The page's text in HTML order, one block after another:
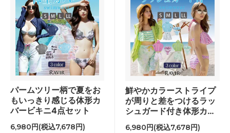
パームツリー柄で夏をお
もいっきり感じる体形カ
バービキニ4点セット
6,980円(税込7,678円)
鮮やかカラーストライプ
が周りと差をつけるラッ
シュガード付き体形カバ
ー水着4点セット
6,980円(税込7,678円)